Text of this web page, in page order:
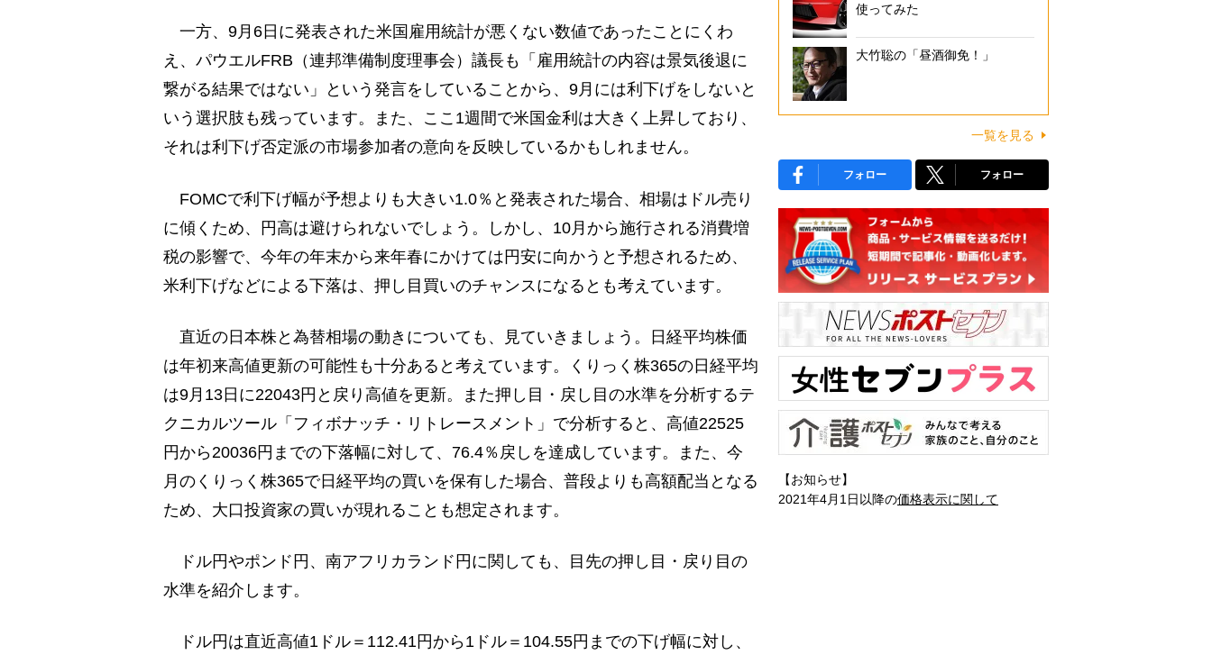
一方、9月6日に発表された米国雇用統計が悪くない数値であったことにくわ
え、パウエルFRB（連邦準備制度理事会）議長も「雇用統計の内容は景気後退に
繋がる結果ではない」という発言をしていることから、9月には利下げをしないと
いう選択肢も残っています。また、ここ1週間で米国金利は大きく上昇しており、
それは利下げ否定派の市場参加者の意向を反映しているかもしれません。
FOMCで利下げ幅が予想よりも大きい1.0％と発表された場合、相場はドル売り
に傾くため、円高は避けられないでしょう。しかし、10月から施行される消費増
税の影響で、今年の年末から来年春にかけては円安に向かうと予想されるため、
米利下げなどによる下落は、押し目買いのチャンスになるとも考えています。
直近の日本株と為替相場の動きについても、見ていきましょう。日経平均株価
は年初来高値更新の可能性も十分あると考えています。くりっく株365の日経平均
は9月13日に22043円と戻り高値を更新。また押し目・戻し目の水準を分析するテ
クニカルツール「フィボナッチ・リトレースメント」で分析すると、高値22525
円から20036円までの下落幅に対して、76.4％戻しを達成しています。また、今
月のくりっく株365で日経平均の買いを保有した場合、普段よりも高額配当となる
ため、大口投資家の買いが現れることも想定されます。
ドル円やポンド円、南アフリカランド円に関しても、目先の押し目・戻り目の
水準を紹介します。
ドル円は直近高値1ドル＝112.41円から1ドル＝104.55円までの下げ幅に対し、
使ってみた
大竹聡の「昼酒御免！」
一覧を見る
フォロー フォロー
【お知らせ】
2021年4月1日以降の価格表示に関して